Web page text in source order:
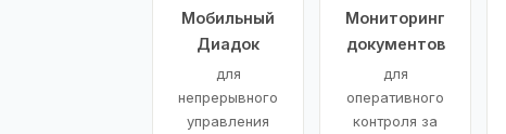
Мобильный
Диадок
для
непрерывного
управления
Мониторинг
документов
для
оперативного
контроля за